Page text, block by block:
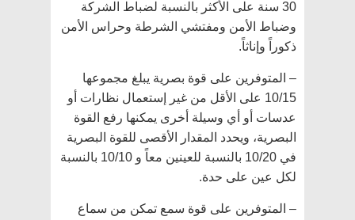
30 سنة على الأكثر بالنسبة لضباط الشركة
وضباط الأمن ومفتشي الشرطة وحراس الأمن
ذكوراً وإناثاً.
– المتوفرين على قوة بصرية يبلغ مجموعها
10/15 على الأقل من غير إستعمال نظارات أو
عدسات أو أي وسيلة أخرى يمكنها رفع القوة
البصرية، ويحدد المقدار الأقصى للقوة البصرية
في 10/20 بالنسبة للعينين معاً و 10/10 بالنسبة
لكل عين على حدة.
– المتوفرين على قوة سمع تمكن من سماع